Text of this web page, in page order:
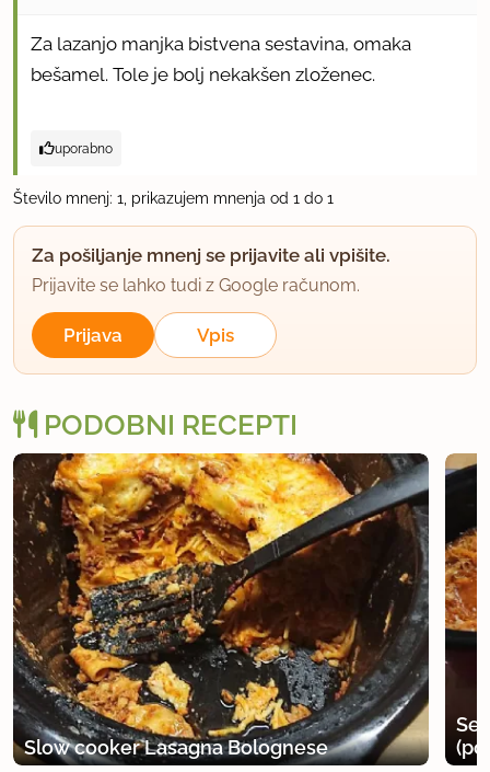
Za lazanjo manjka bistvena sestavina, omaka
bešamel. Tole je bolj nekakšen zloženec.
uporabno
Število mnenj: 1, prikazujem mnenja od 1 do 1
Za pošiljanje mnenj se prijavite ali vpišite.
Prijavite se lahko tudi z Google računom.
Prijava Vpis
PODOBNI RECEPTI
Slow cooker Lasagna Bolognese